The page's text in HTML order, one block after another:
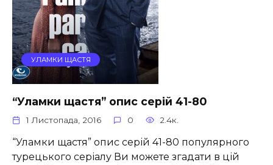
УЛАМКИ ЩАСТЯ
“Уламки щастя” опис серій 41-80
1 Листопада, 2016 0 2.4к.
“Уламки щастя” опис серій 41-80 популярного
турецького серіалу Ви можете згадати в цій